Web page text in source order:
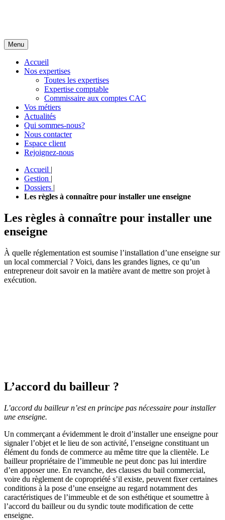
Menu
Accueil
Nos expertises
Toutes les expertises
Expertise comptable
Commissaire aux comptes CAC
Vos métiers
Actualités
Qui sommes-nous?
Nous contacter
Espace client
Rejoignez-nous
Accueil |
Gestion |
Dossiers |
Les règles à connaître pour installer une enseigne
Les règles à connaître pour installer une
enseigne
À quelle réglementation est soumise l’installation d’une enseigne sur
un local commercial ? Voici, dans les grandes lignes, ce qu’un
entrepreneur doit savoir en la matière avant de mettre son projet à
exécution.
L’accord du bailleur ?
L’accord du bailleur n’est en principe pas nécessaire pour installer
une enseigne.
Un commerçant a évidemment le droit d’installer une enseigne pour
signaler l’objet et le lieu de son activité, l’enseigne constituant un
élément du fonds de commerce au même titre que la clientèle. Le
bailleur propriétaire de l’immeuble ne peut donc pas lui interdire
d’en apposer une. En revanche, des clauses du bail commercial,
voire du règlement de copropriété s’il existe, peuvent fixer certaines
conditions à la pose d’une enseigne au regard notamment des
caractéristiques de l’immeuble et de son esthétique et soumettre à
l’accord du bailleur ou du syndic toute modification de cette
enseigne.